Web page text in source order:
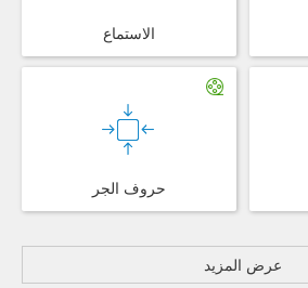
الاستماع
حروف الجر
عرض المزيد